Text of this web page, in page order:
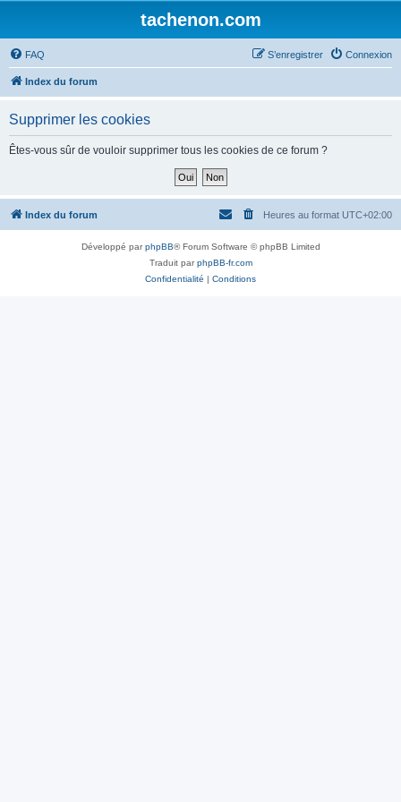
tachenon.com
FAQ Connexion
S’enregistrer
Index du forum
Supprimer les cookies
Êtes-vous sûr de vouloir supprimer tous les cookies de ce forum ?
Index du forum Heures au format UTC+02:00
Développé parphpBB® Forum Software © phpBB Limited
Traduit parphpBB-fr.com
Confidentialité | Conditions